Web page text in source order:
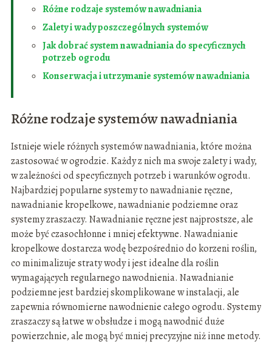
Różne rodzaje systemów nawadniania
Zalety i wady poszczególnych systemów
Jak dobrać system nawadniania do specyficznych
potrzeb ogrodu
Konserwacja i utrzymanie systemów nawadniania
Różne rodzaje systemów nawadniania
Istnieje wiele różnych systemów nawadniania, które można
zastosować w ogrodzie. Każdy z nich ma swoje zalety i wady,
w zależności od specyficznych potrzeb i warunków ogrodu.
Najbardziej popularne systemy to nawadnianie ręczne,
nawadnianie kropelkowe, nawadnianie podziemne oraz
systemy zraszaczy. Nawadnianie ręczne jest najprostsze, ale
może być czasochłonne i mniej efektywne. Nawadnianie
kropelkowe dostarcza wodę bezpośrednio do korzeni roślin,
co minimalizuje straty wody i jest idealne dla roślin
wymagających regularnego nawodnienia. Nawadnianie
podziemne jest bardziej skomplikowane w instalacji, ale
zapewnia równomierne nawodnienie całego ogrodu. Systemy
zraszaczy są łatwe w obsłudze i mogą nawodnić duże
powierzchnie, ale mogą być mniej precyzyjne niż inne metody.